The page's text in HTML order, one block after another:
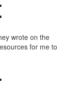
wrote on the
for me to